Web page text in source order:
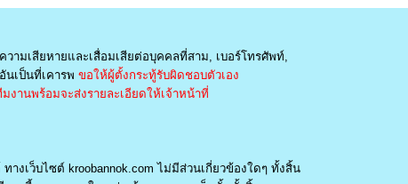
ามเสียหายและเสื่อมเสียต่อบุคคลที่สาม, เบอร์โทรศัพท์,
นเป็นที่เคารพ ขอให้ผู้ตั้งกระทู้รับผิดชอบตัวเอง
านพร้อมจะส่งรายละเอียดให้เจ้าหน้าที่
งเว็บไซต์ kroobannok.com ไม่มีส่วนเกี่ยวข้องใดๆ ทั้งสิ้น